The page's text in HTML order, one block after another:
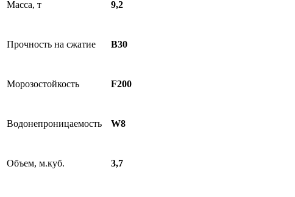
Масса, т 9,2
Прочность на сжатие В30
Морозостойкость F200
Водонепроницаемость W8
Объем, м.куб. 3,7